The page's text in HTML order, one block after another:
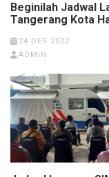
Beginilah Jadwal
Tangerang Kota
24 DES 2022
ADMIN